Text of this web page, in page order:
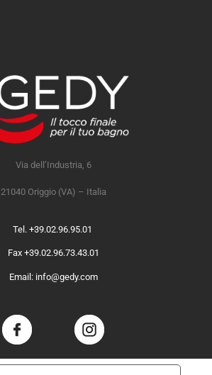
Via dell’Industria, 6
21040 Origgio (VA) – Italia
Tel. +39.02.96.95.01
Fax +39.02.96.73.43.01
Email: info@gedy.com